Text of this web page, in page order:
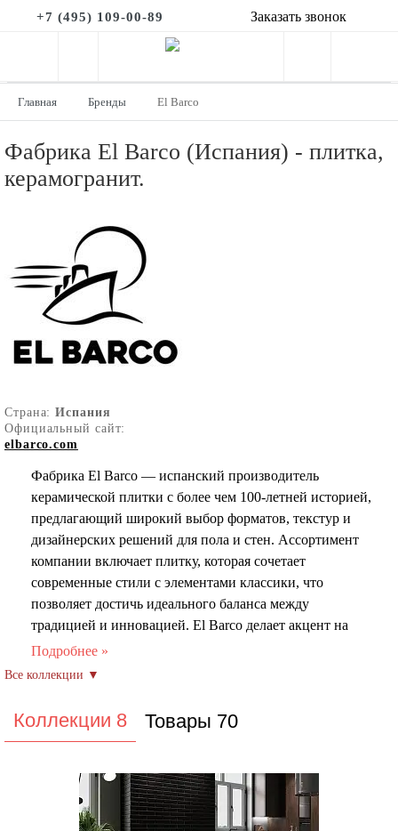
+7 (495) 109-00-89 Заказать звонок
Главная Бренды El Barco
Фабрика El Barco (Испания) - плитка,
керамогранит.
Страна:Испания
Официальный сайт:
elbarco.com
Фабрика El Barco — испанский производитель
керамической плитки с более чем 100-летней историей,
предлагающий широкий выбор форматов, текстур и
дизайнерских решений для пола и стен. Ассортимент
компании включает плитку, которая сочетает
современные стили с элементами классики, что
позволяет достичь идеального баланса между
традицией и инновацией. El Barco делает акцент на
восстановлении исторических традиций
Особенности продукции El Barco:
Цветовые палитры: Цветовая гамма включает как
бежевый), так и более смелые решения в насыщенных
тонах (синий, зеленый, терракотовый, черный). Также
популярны плитки с узорами, геометрическими
Коллекции 8 Товары 70